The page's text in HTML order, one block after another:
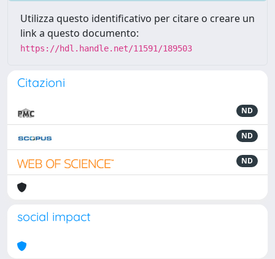
Utilizza questo identificativo per citare o creare un
link a questo documento:
https://hdl.handle.net/11591/189503
Citazioni
ND
ND
ND
social impact